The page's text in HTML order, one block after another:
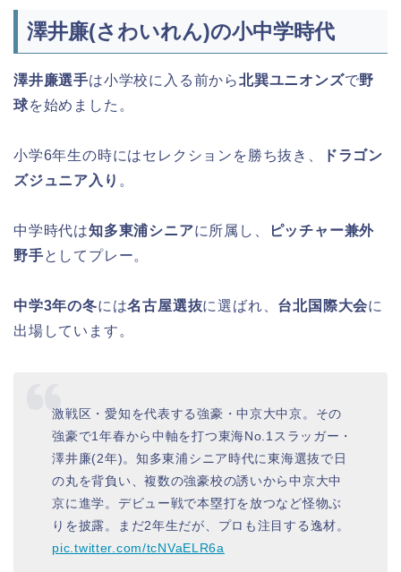
澤井廉(さわいれん)の小中学時代
澤井廉選手は小学校に入る前から北巽ユニオンズで野
球を始めました。
小学6年生の時にはセレクションを勝ち抜き、
ドラゴン
ズジュニア入り 。
中学時代は知多東浦シニアに所属し、
ピッチャー兼外
野手としてプレー。
中学3年の冬には名古屋選抜に選ばれ、 台北国際大会に
出場しています。
激戦区・愛知を代表する強豪・中京大中京。その
強豪で1年春から中軸を打つ東海No.1スラッガー・
澤井廉(2年)。知多東浦シニア時代に東海選抜で日
の丸を背負い、複数の強豪校の誘いから中京大中
京に進学。デビュー戦で本塁打を放つなど怪物ぶ
りを披露。まだ2年生だが、プロも注目する逸材。
pic.twitter.com/tcNVaELR6a